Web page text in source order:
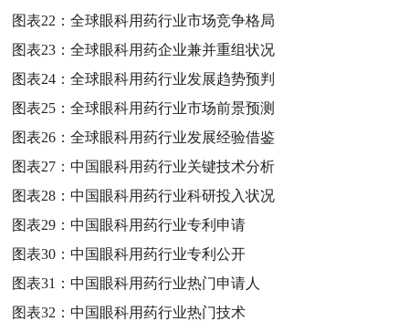
图表22：全球眼科用药行业市场竞争格局
图表23：全球眼科用药企业兼并重组状况
图表24：全球眼科用药行业发展趋势预判
图表25：全球眼科用药行业市场前景预测
图表26：全球眼科用药行业发展经验借鉴
图表27：中国眼科用药行业关键技术分析
图表28：中国眼科用药行业科研投入状况
图表29：中国眼科用药行业专利申请
图表30：中国眼科用药行业专利公开
图表31：中国眼科用药行业热门申请人
图表32：中国眼科用药行业热门技术